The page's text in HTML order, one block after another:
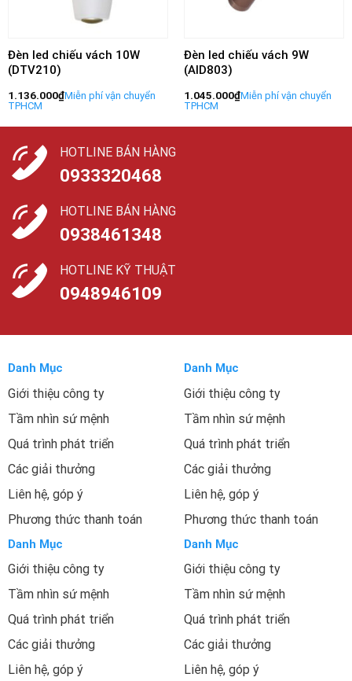
Đèn led chiếu vách 10W
(DTV210)
1.136.000₫
Đèn led chiếu vách 9W
(AID803)
1.045.000₫
HOTLINE BÁN HÀNG
0933320468
HOTLINE BÁN HÀNG
0938461348
HOTLINE KỸ THUẬT
0948946109
Danh Mục
Giới thiệu công ty
Tầm nhìn sứ mệnh
Quá trình phát triển
Các giải thưởng
Liên hệ, góp ý
Phương thức thanh toán
Danh Mục
Giới thiệu công ty
Tầm nhìn sứ mệnh
Quá trình phát triển
Các giải thưởng
Liên hệ, góp ý
Phương thức thanh toán
Danh Mục
Giới thiệu công ty
Tầm nhìn sứ mệnh
Quá trình phát triển
Các giải thưởng
Liên hệ, góp ý
Danh Mục
Giới thiệu công ty
Tầm nhìn sứ mệnh
Quá trình phát triển
Các giải thưởng
Liên hệ, góp ý